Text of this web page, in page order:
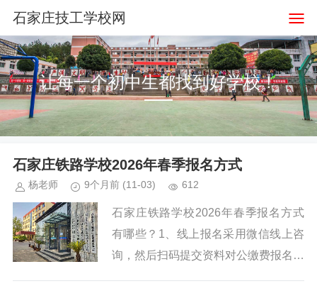
石家庄技工学校网
让每一个初中生都找到好学校！
石家庄铁路学校2026年春季报名方式
杨老师 9个月前 (11-03) 612
石家庄铁路学校2026年春季报名方式
有哪些？1、线上报名采用微信线上咨
询，然后扫码提交资料对公缴费报名。